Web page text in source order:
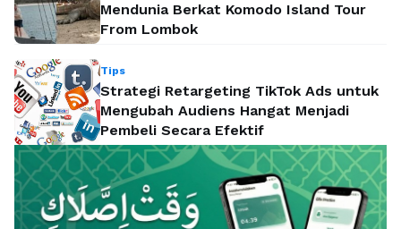
Mendunia Berkat Komodo Island Tour
From Lombok
Tips
Strategi Retargeting TikTok Ads untuk
Mengubah Audiens Hangat Menjadi
Pembeli Secara Efektif